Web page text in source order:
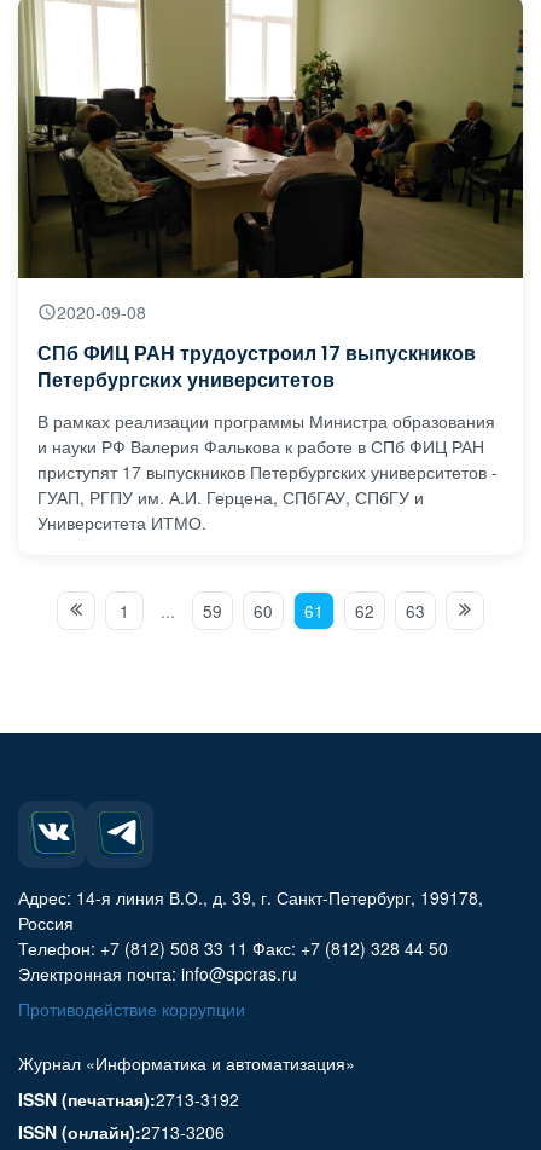
2020-09-08
СПб ФИЦ РАН трудоустроил 17 выпускников
Петербургских университетов
В рамках реализации программы Министра образования
и науки РФ Валерия Фалькова к работе в СПб ФИЦ РАН
приступят 17 выпускников Петербургских университетов -
ГУАП, РГПУ им. А.И. Герцена, СПбГАУ, СПбГУ и
Университета ИТМО.
1 ... 59 60 61 62 63
Адрес: 14-я линия В.О., д. 39, г. Санкт-Петербург, 199178,
Россия
Телефон: +7 (812) 508 33 11 Факс: +7 (812) 328 44 50
Электронная почта: info@spcras.ru
Противодействие коррупции
Журнал «Информатика и автоматизация»
ISSN (печатная):2713-3192
ISSN (онлайн):2713-3206